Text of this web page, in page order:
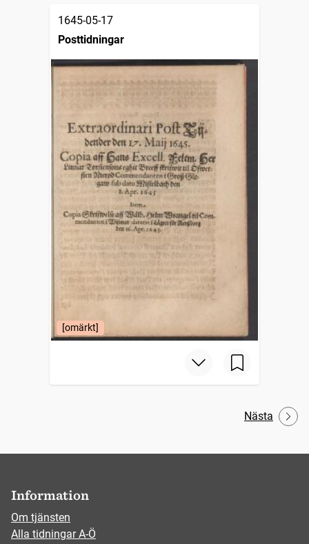
1645-05-17
Posttidningar
[omärkt]
Nästa
Information
Om tjänsten
Alla tidningar A-Ö